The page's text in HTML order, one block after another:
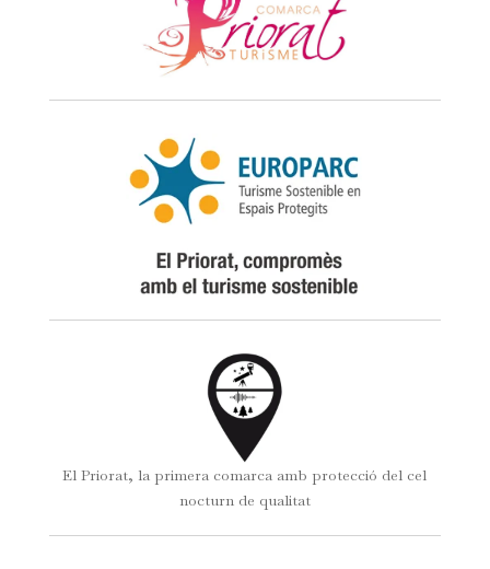
El Priorat, la primera comarca amb protecció del cel
nocturn de qualitat